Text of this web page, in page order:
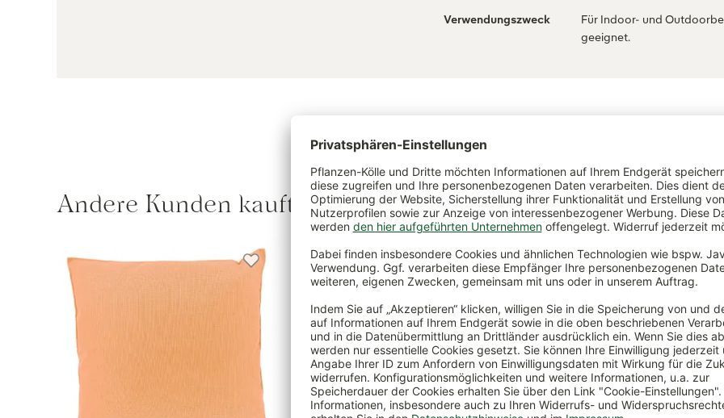
Verwendungszweck
Für Indoor- und
geeignet.
Andere Kunden kauften auch